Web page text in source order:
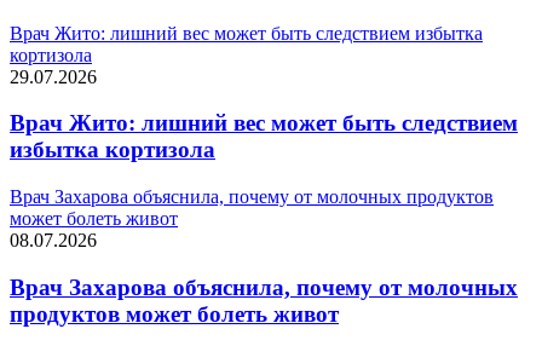
Врач Жито: лишний вес может быть следствием избытка
кортизола
29.07.2026
Врач Жито: лишний вес может быть следствием
избытка кортизола
Врач Захарова объяснила, почему от молочных продуктов
может болеть живот
08.07.2026
Врач Захарова объяснила, почему от молочных
продуктов может болеть живот